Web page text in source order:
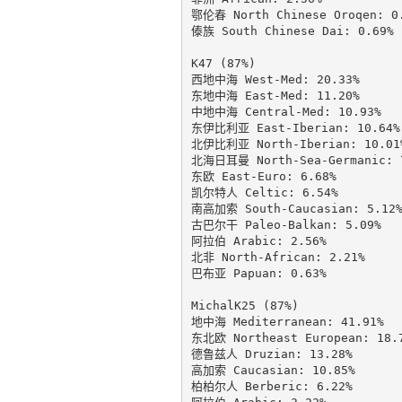
鄂伦春 North Chinese Oroqen:
傣族 South Chinese Dai: 0.69%
K47 (87%)
西地中海 West-Med: 20.33%
东地中海 East-Med: 11.20%
中地中海 Central-Med: 10.93%
东伊比利亚 East-Iberian: 10.64%
北伊比利亚 North-Iberian:
北海日耳曼 North-Sea-Germanic:
东欧 East-Euro: 6.68%
凯尔特人 Celtic: 6.54%
南高加索 South-Caucasian: 5.12%
古巴尔干 Paleo-Balkan: 5.09%
阿拉伯 Arabic: 2.56%
北非 North-African: 2.21%
巴布亚 Papuan: 0.63%
MichalK25 (87%)
地中海 Mediterranean: 41.91%
东北欧 Northeast European:
德鲁兹人 Druzian: 13.28%
高加索 Caucasian: 10.85%
柏柏尔人 Berberic: 6.22%